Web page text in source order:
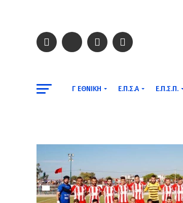
Γ ΕΘΝΙΚΉ Ε.Π.Σ.Α Ε.Π.Σ.Π.